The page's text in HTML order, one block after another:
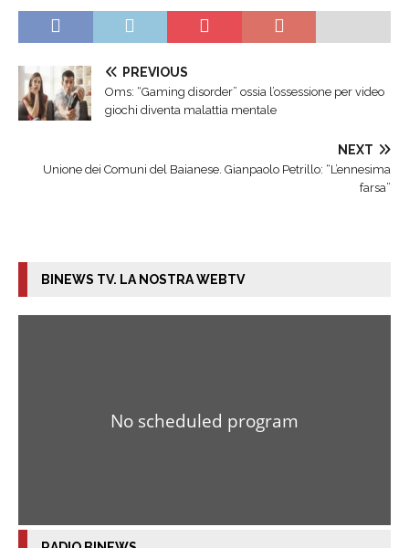
PREVIOUS
Oms: “Gaming disorder” ossia l’ossessione per video
giochi diventa malattia mentale
NEXT
Unione dei Comuni del Baianese. Gianpaolo Petrillo: “L’ennesima
farsa”
BINEWS TV. LA NOSTRA WEBTV